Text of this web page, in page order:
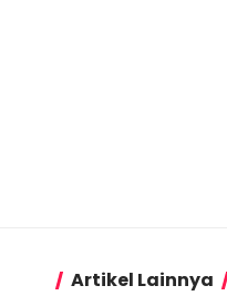
Artikel Lainnya